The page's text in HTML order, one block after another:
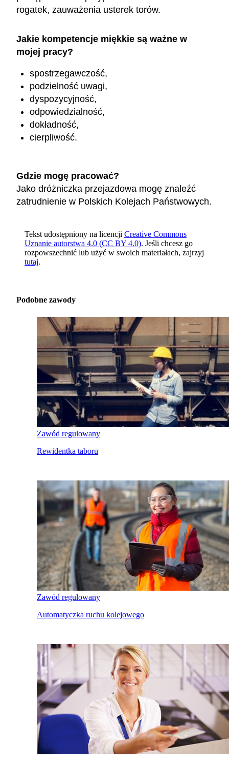
rogatek, zauważenia usterek torów.
Jakie kompetencje miękkie są ważne w
mojej pracy?
spostrzegawczość,
podzielność uwagi,
dyspozycyjność,
odpowiedzialność,
dokładność,
cierpliwość.
Gdzie mogę pracować?
Jako dróżniczka przejazdowa mogę znaleźć
zatrudnienie w Polskich Kolejach Państwowych.
Tekst udostępniony na licencji Creative Commons
Uznanie autorstwa 4.0 (CC BY 4.0). Jeśli chcesz go
rozpowszechnić lub użyć w swoich materiałach, zajrzyj
tutaj.
Podobne zawody
Zawód regulowany
Rewidentka taboru
Zawód regulowany
Automatyczka ruchu kolejowego